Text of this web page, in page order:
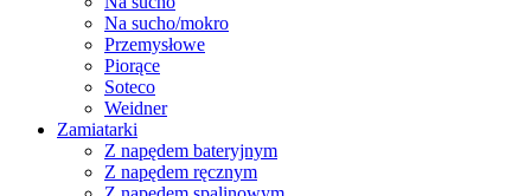
Na sucho/mokro
Przemysłowe
Piorące
Soteco
Weidner
Zamiatarki
Z napędem bateryjnym
Z napędem ręcznym